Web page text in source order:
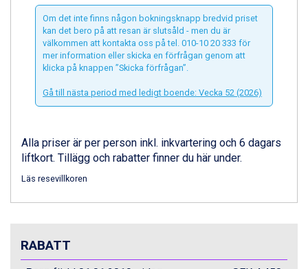
Livigno från 5.595 kr.
Ponte di Legno från 7.395 kr.
Sauze dOulx från 6.145 kr.
Alleghe från 8.545 kr.
Bad Gastein från 6.295 kr.
La Thuile från 7.045 kr.
Passo Tonale från 5.895 kr.
Bad Hofgastein från 8.595 kr.
Saalbach från 9.445 kr.
Sestriere från 6.945 kr.
Fieberbrunn från 9.645 kr.
Val Thorens från 8.395 kr.
Om det inte finns någon bokningsknapp bredvid priset
kan det bero på att resan är slutsåld - men du är
välkommen att kontakta oss på tel. 010-10 20 333 för
mer information eller skicka en förfrågan genom att
klicka på knappen ”Skicka förfrågan”.
Gå till nästa period med ledigt boende: Vecka 52 (2026)
Alla priser är per person inkl. inkvartering och 6 dagars
liftkort. Tillägg och rabatter finner du här under.
Läs resevillkoren
RABATT